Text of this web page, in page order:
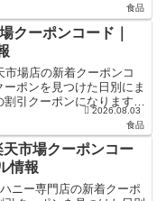
食品
クーポンコード｜
場店の新着クーポンコ
ポンを見つけた日別にま
引クーポンになります。
2026.08.03
食品
市場クーポンコー
情報
ニー専門店の新着クーポ